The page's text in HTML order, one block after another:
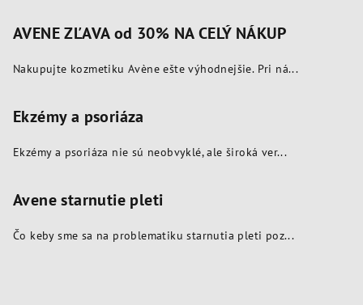
AVENE ZĽAVA od 30% NA CELÝ NÁKUP
Nakupujte kozmetiku Avène ešte výhodnejšie. Pri ná...
Ekzémy a psoriáza
Ekzémy a psoriáza nie sú neobvyklé, ale široká ver...
Avene starnutie pleti
Čo keby sme sa na problematiku starnutia pleti poz...